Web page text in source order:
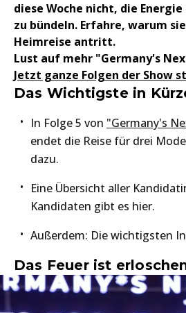
diese Woche nicht, die
zu bündeln. Erfahre, warum
Heimreise antritt.
Lust auf mehr "Germany's
Jetzt ganze Folgen der Show
Das Wichtigste in
In Folge 5 von "Germany's
endet die Reise für drei
dazu.
Eine Übersicht aller
Kandidaten gibt es hier.
Außerdem: Die wichtigsten
Das Feuer ist